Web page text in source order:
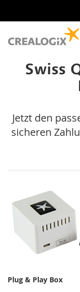
Swiss
Jetzt den
sicheren
Plug & Play Box